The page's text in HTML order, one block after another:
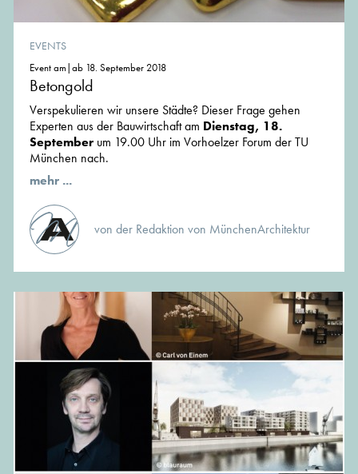
EVENTS
Event am|ab 18. September 2018
Betongold
Verspekulieren wir unsere Städte? Dieser Frage gehen
Experten aus der Bauwirtschaft am Dienstag, 18.
September um 19.00 Uhr im Vorhoelzer Forum der TU
München nach.
mehr ...
von der Redaktion von MünchenArchitektur